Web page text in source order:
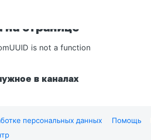
странице
is not a function
в каналах
персональных данных Помощь